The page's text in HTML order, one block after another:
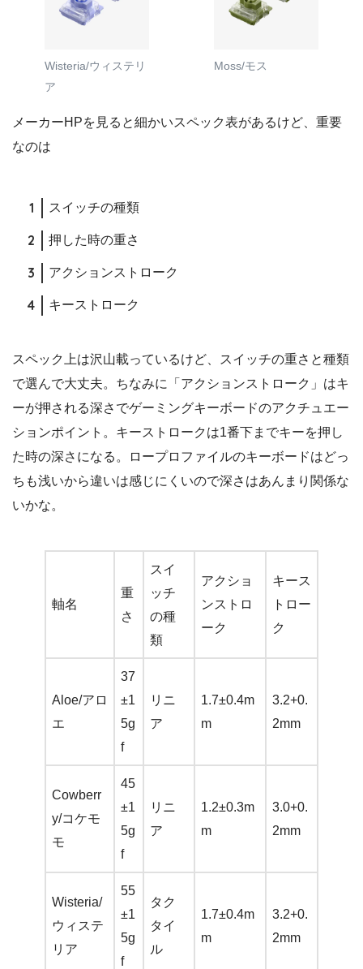
Wisteria/ウィステリ
ア
Moss/モス
メーカーHPを見ると細かいスペック表があるけど、重要
なのは
スイッチの種類
押した時の重さ
アクションストローク
キーストローク
スペック上は沢山載っているけど、スイッチの重さと種類
で選んで大丈夫。ちなみに「アクションストローク」はキ
ーが押される深さでゲーミングキーボードのアクチュエー
ションポイント。キーストロークは1番下までキーを押し
た時の深さになる。ロープロファイルのキーボードはどっ
ちも浅いから違いは感じにくいので深さはあんまり関係な
いかな。
軸名
重
さ
スイ
ッチ
の種
類
アクショ
ンストロ
ーク
キース
トロー
ク
Aloe/アロ
エ
37
±1
5g
f
リニ
ア
1.7±0.4m
m
3.2+0.
2mm
Cowberr
y/コケモ
モ
45
±1
5g
f
リニ
ア
1.2±0.3m
m
3.0+0.
2mm
Wisteria/
ウィステ
リア
55
±1
5g
f
タク
タイ
ル
1.7±0.4m
m
3.2+0.
2mm